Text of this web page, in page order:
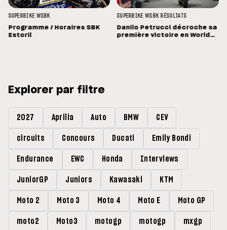
SUPERBIKE WSBK
Programme / Horaires SBK
Estoril
SUPERBIKE WSBK RÉSULTATS
Danilo Petrucci décroche sa
première victoire en World
Explorer par filtre
2027 Aprilia Auto BMW CEV
circuits Concours Ducati Emily Bondi
Endurance EWC Honda Interviews
JuniorGP Juniors Kawasaki KTM
Moto 2 Moto 3 Moto 4 Moto E Moto GP
moto2 Moto3 motogp motogp mxgp